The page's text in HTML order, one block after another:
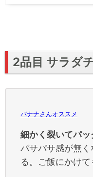
2品目 サラダ
バナナさんオススメ
細かく裂いてパ
パサパサ感が無
る。ご飯にかけて